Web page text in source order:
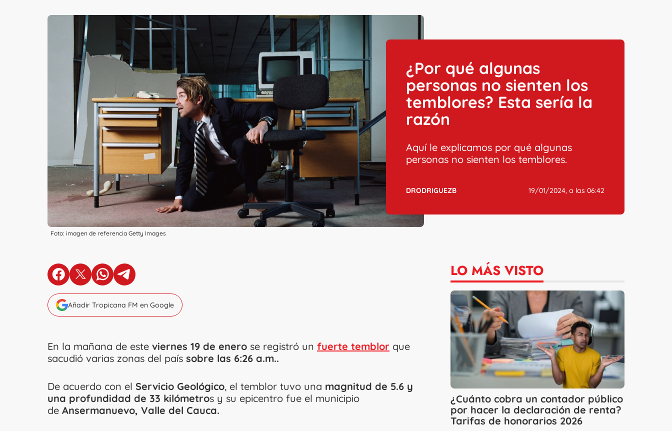
Foto: imagen de referencia Getty Images
¿Por qué algunas
personas no sienten los
temblores? Esta sería la
razón
Aquí le explicamos por qué algunas
personas no sienten los temblores.
DRODRIGUEZB 19/01/2024, a las 06:42
en Facebook
en X en Whatsapp
en Telegram
Añadir Tropicana FM en Google
En la mañana de este viernes 19 de enero se registró un fuerte temblor que
sacudió varias zonas del país sobre las 6:26 a.m..
De acuerdo con el Servicio Geológico, el temblor tuvo una magnitud de 5.6 y
una profundidad de 33 kilómetros y su epicentro fue el municipio
de Ansermanuevo, Valle del Cauca.
LO MÁS VISTO
¿Cuánto cobra un contador público
por hacer la declaración de renta?
Tarifas de honorarios 2026